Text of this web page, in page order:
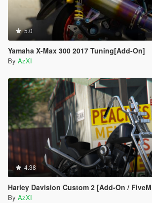
5.0
Yamaha X-Max 300 2017 Tuning[Add-On]
By AzXI
4.38
Harley Davision Custom 2 [Add-On /
By AzXI